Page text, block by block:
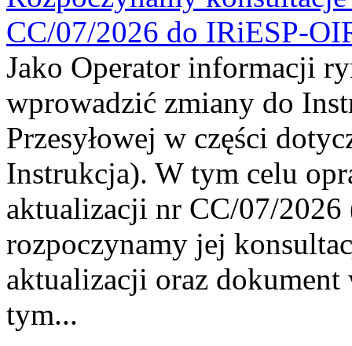
CC/07/2026 do IRiESP-
Jako Operator informacji
wprowadzić zmiany do
Przesyłowej w części
Instrukcja). W tym celu
aktualizacji nr CC/07/
rozpoczynamy jej
aktualizacji oraz
tym...